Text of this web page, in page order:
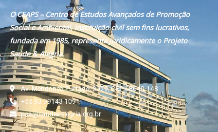
O CEAPS – Centro de Estudos Avançados de Promoção
Social e Ambiental, instituição civil sem fins lucrativos,
fundada em 1985, representa juridicamente o Projeto
Saúde & Alegria.
Av. Mendonça Furtado, 3979, CEP 68040-148
+55 93 99143 1091
psa@saudeealegria.org.br